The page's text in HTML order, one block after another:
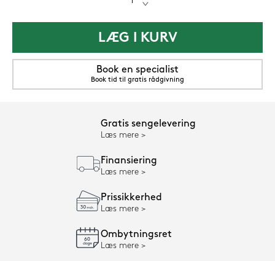
LÆG I KURV
Book en specialist
Book tid til gratis rådgivning
Gratis sengelevering
Læs mere
Finansiering
Læs mere
Prissikkerhed
Læs mere
Ombytningsret
Læs mere